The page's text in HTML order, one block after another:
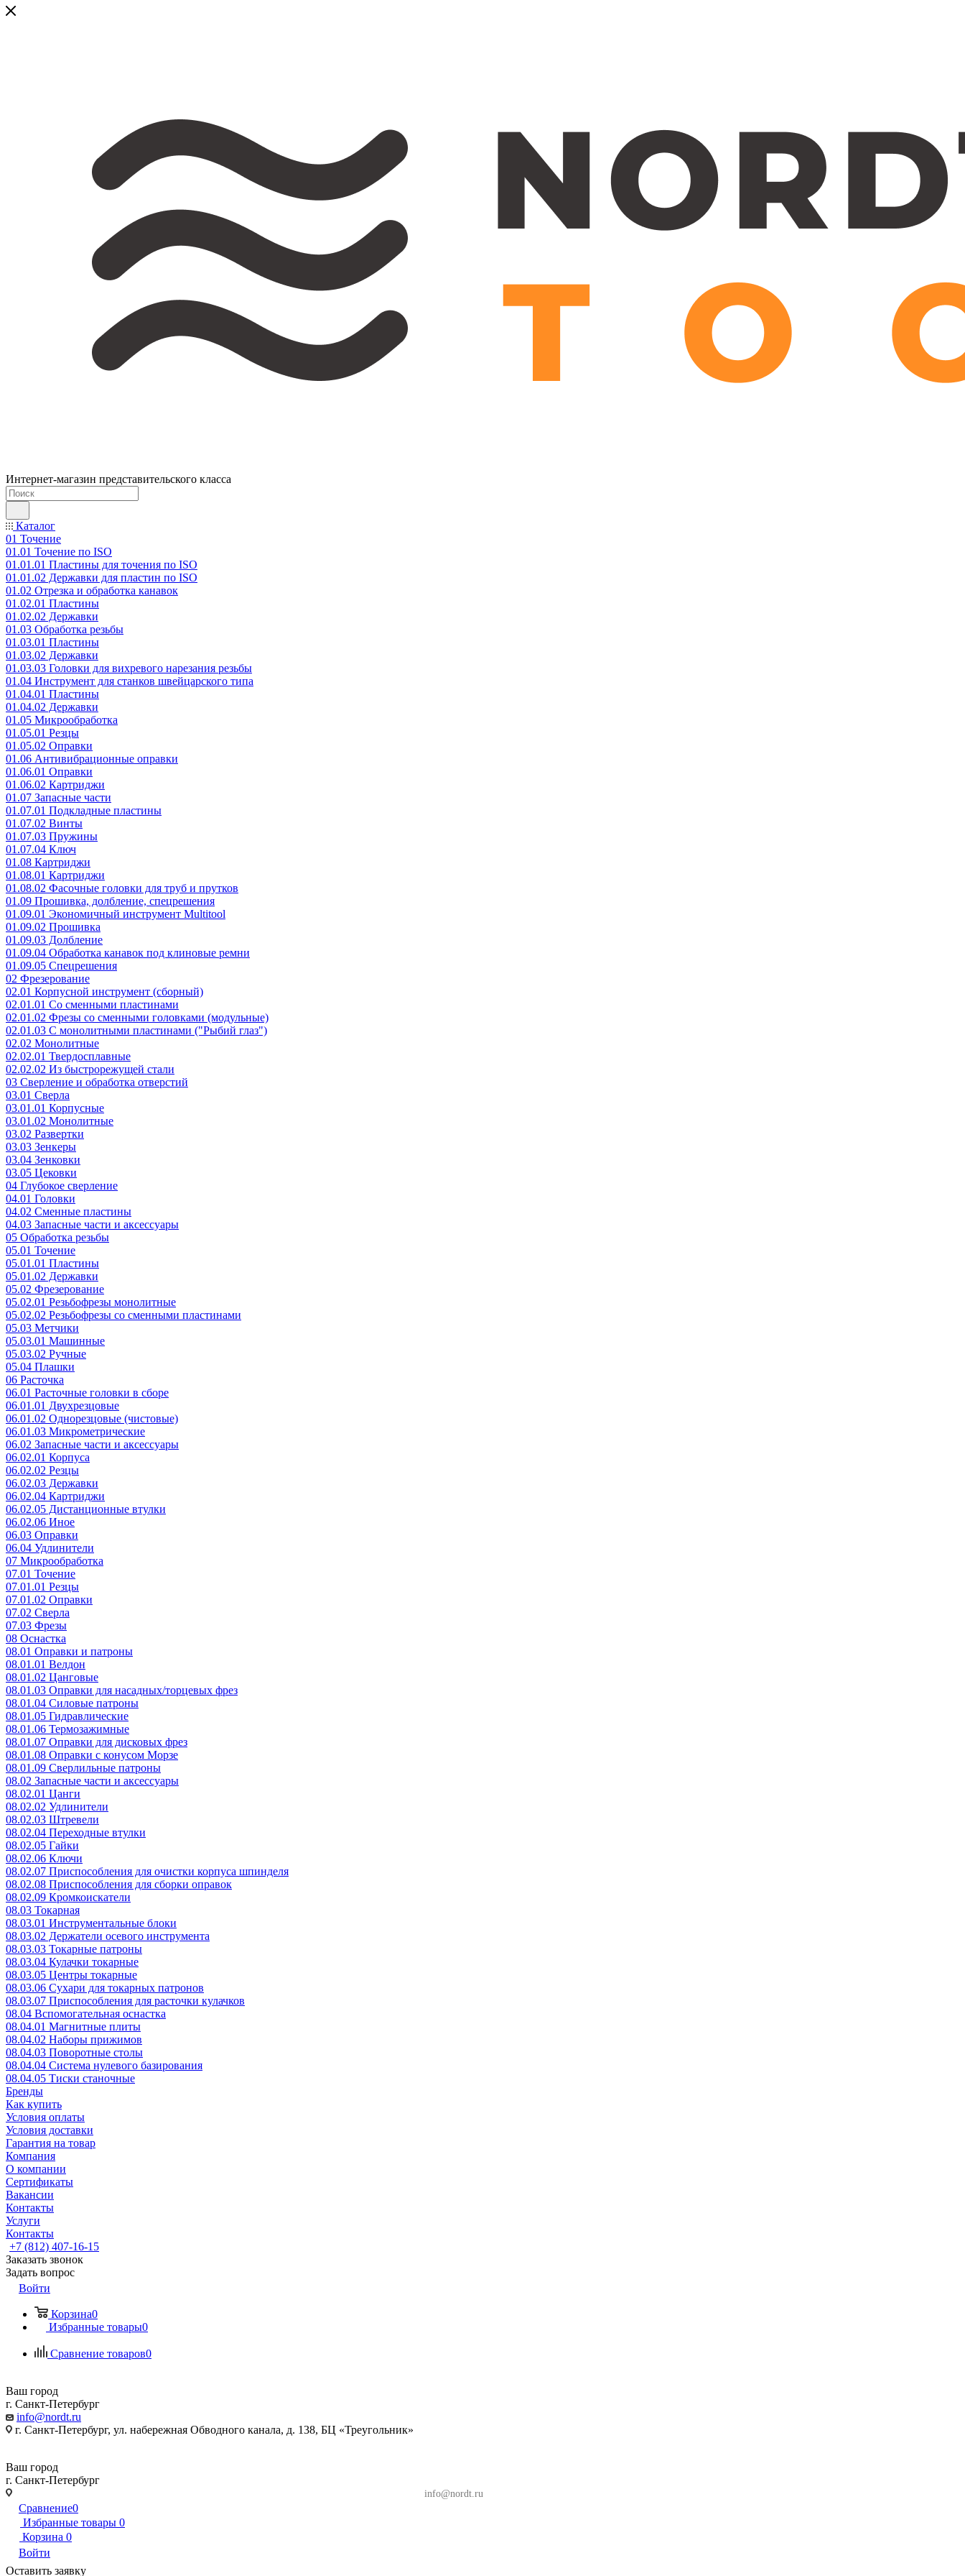
Интернет-магазин представительского класса
Каталог
01 Точение
01.01 Точение по ISO
01.01.01 Пластины для точения по ISO
01.01.02 Державки для пластин по ISO
01.02 Отрезка и обработка канавок
01.02.01 Пластины
01.02.02 Державки
01.03 Обработка резьбы
01.03.01 Пластины
01.03.02 Державки
01.03.03 Головки для вихревого нарезания резьбы
01.04 Инструмент для станков швейцарского типа
01.04.01 Пластины
01.04.02 Державки
01.05 Микрообработка
01.05.01 Резцы
01.05.02 Оправки
01.06 Антивибрационные оправки
01.06.01 Оправки
01.06.02 Картриджи
01.07 Запасные части
01.07.01 Подкладные пластины
01.07.02 Винты
01.07.03 Пружины
01.07.04 Ключ
01.08 Картриджи
01.08.01 Картриджи
01.08.02 Фасочные головки для труб и прутков
01.09 Прошивка, долбление, спецрешения
01.09.01 Экономичный инструмент Multitool
01.09.02 Прошивка
01.09.03 Долбление
01.09.04 Обработка канавок под клиновые ремни
01.09.05 Спецрешения
02 Фрезерование
02.01 Корпусной инструмент (сборный)
02.01.01 Со сменными пластинами
02.01.02 Фрезы со сменными головками (модульные)
02.01.03 С монолитными пластинами ("Рыбий глаз")
02.02 Монолитные
02.02.01 Твердосплавные
02.02.02 Из быстрорежущей стали
03 Сверление и обработка отверстий
03.01 Сверла
03.01.01 Корпусные
03.01.02 Монолитные
03.02 Развертки
03.03 Зенкеры
03.04 Зенковки
03.05 Цековки
04 Глубокое сверление
04.01 Головки
04.02 Сменные пластины
04.03 Запасные части и аксессуары
05 Обработка резьбы
05.01 Точение
05.01.01 Пластины
05.01.02 Державки
05.02 Фрезерование
05.02.01 Резьбофрезы монолитные
05.02.02 Резьбофрезы со сменными пластинами
05.03 Метчики
05.03.01 Машинные
05.03.02 Ручные
05.04 Плашки
06 Расточка
06.01 Расточные головки в сборе
06.01.01 Двухрезцовые
06.01.02 Однорезцовые (чистовые)
06.01.03 Микрометрические
06.02 Запасные части и аксессуары
06.02.01 Корпуса
06.02.02 Резцы
06.02.03 Державки
06.02.04 Картриджи
06.02.05 Дистанционные втулки
06.02.06 Иное
06.03 Оправки
06.04 Удлинители
07 Микрообработка
07.01 Точение
07.01.01 Резцы
07.01.02 Оправки
07.02 Сверла
07.03 Фрезы
08 Оснастка
08.01 Оправки и патроны
08.01.01 Велдон
08.01.02 Цанговые
08.01.03 Оправки для насадных/торцевых фрез
08.01.04 Силовые патроны
08.01.05 Гидравлические
08.01.06 Термозажимные
08.01.07 Оправки для дисковых фрез
08.01.08 Оправки с конусом Морзе
08.01.09 Сверлильные патроны
08.02 Запасные части и аксессуары
08.02.01 Цанги
08.02.02 Удлинители
08.02.03 Штревели
08.02.04 Переходные втулки
08.02.05 Гайки
08.02.06 Ключи
08.02.07 Приспособления для очистки корпуса шпинделя
08.02.08 Приспособления для сборки оправок
08.02.09 Кромкоискатели
08.03 Токарная
08.03.01 Инструментальные блоки
08.03.02 Держатели осевого инструмента
08.03.03 Токарные патроны
08.03.04 Кулачки токарные
08.03.05 Центры токарные
08.03.06 Сухари для токарных патронов
08.03.07 Приспособления для расточки кулачков
08.04 Вспомогательная оснастка
08.04.01 Магнитные плиты
08.04.02 Наборы прижимов
08.04.03 Поворотные столы
08.04.04 Система нулевого базирования
08.04.05 Тиски станочные
Бренды
Как купить
Условия оплаты
Условия доставки
Гарантия на товар
Компания
О компании
Сертификаты
Вакансии
Контакты
Услуги
Контакты
+7 (812) 407-16-15
Заказать звонок
Задать вопрос
Войти
Корзина0
Избранные товары0
Сравнение товаров0
Ваш город
г. Санкт-Петербург
info@nordt.ru
г. Санкт-Петербург, ул. набережная Обводного канала, д. 138, БЦ «Треугольник»
Ваш город
г. Санкт-Петербург
info@nordt.ru
Сравнение0
Избранные товары 0
Корзина 0
Войти
Оставить заявку